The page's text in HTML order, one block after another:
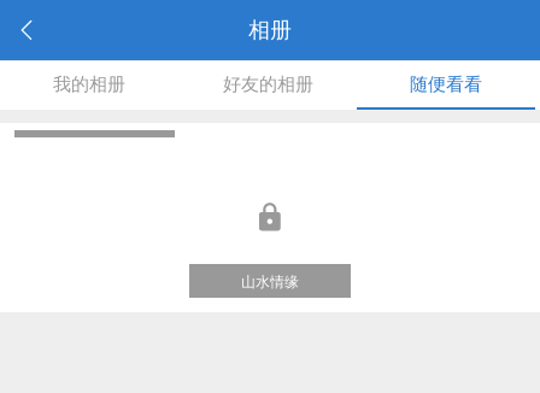
相册
我的相册 好友的相册 随便看看
山水情缘